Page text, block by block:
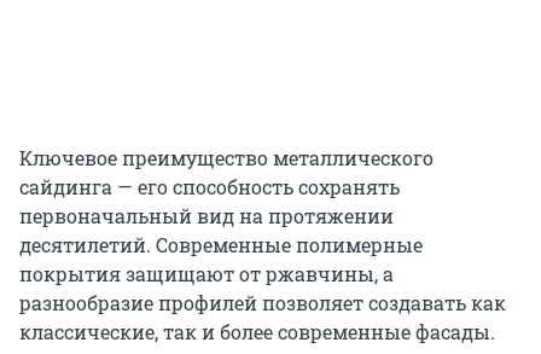
Ключевое преимущество металлического
сайдинга — его способность сохранять
первоначальный вид на протяжении
десятилетий. Современные полимерные
покрытия защищают от ржавчины, а
разнообразие профилей позволяет создавать как
классические, так и более современные фасады.